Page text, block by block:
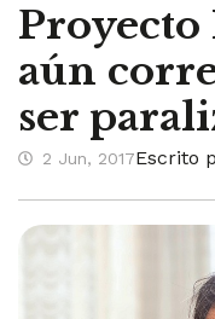
Proyecto
aún
ser
2 Jun, 2017Escrito